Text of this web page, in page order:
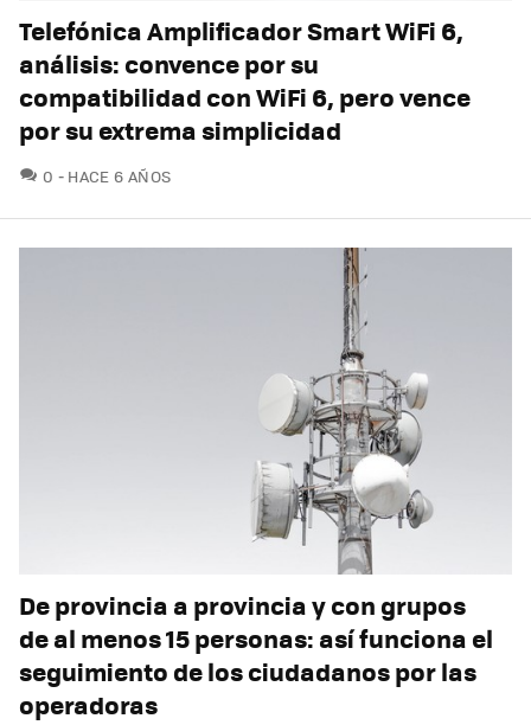
Telefónica Amplificador Smart WiFi 6,
análisis: convence por su
compatibilidad con WiFi 6, pero vence
por su extrema simplicidad
0 COMENTARIOS
HACE 6 AÑOS
De provincia a provincia y con grupos
de al menos 15 personas: así funciona el
seguimiento de los ciudadanos por las
operadoras